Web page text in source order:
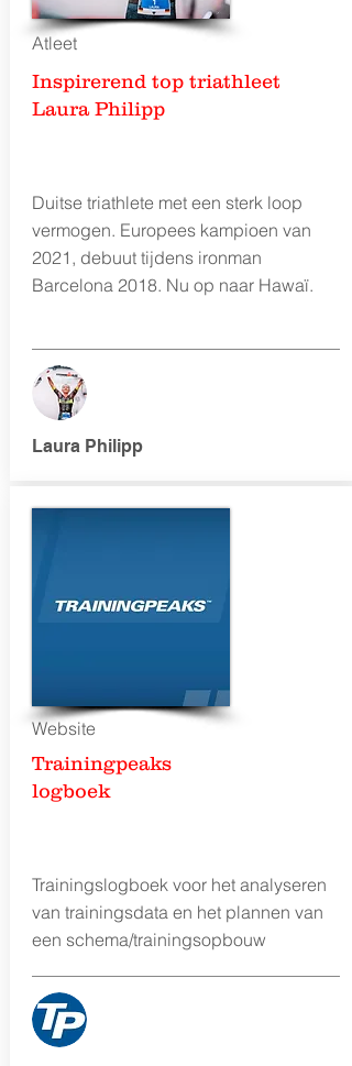
Atleet
Inspirerend top triathleet
Laura Philipp
Duitse triathlete met een sterk loop
vermogen. Europees kampioen van
2021, debuut tijdens ironman
Barcelona 2018. Nu op naar Hawaï.
Laura Philipp
Website
Trainingpeaks
logboek
Trainingslogboek voor het analyseren
van trainingsdata en het plannen van
een schema/trainingsopbouw